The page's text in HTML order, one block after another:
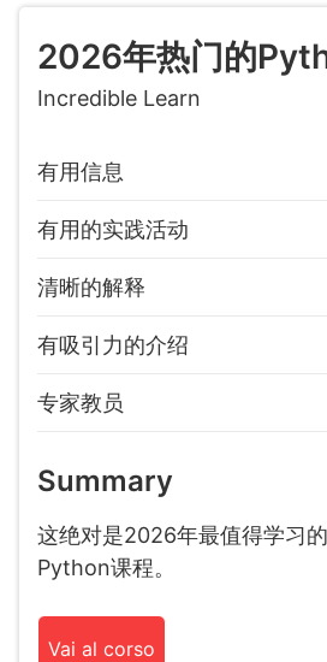
2026年热门的
Incredible Learn
有用信息
有用的实践活动
清晰的解释
有吸引力的介绍
专家教员
Summary
这绝对是2026年最值得学习的
Python课程。
Vai al corso